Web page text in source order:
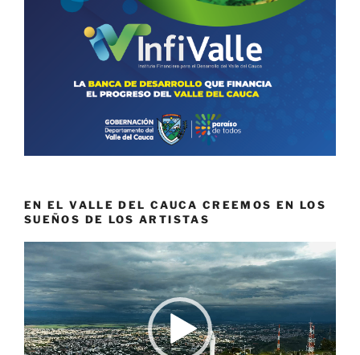
EN EL VALLE DEL CAUCA CREEMOS EN LOS
SUEÑOS DE LOS ARTISTAS
Reproductor
de
vídeo